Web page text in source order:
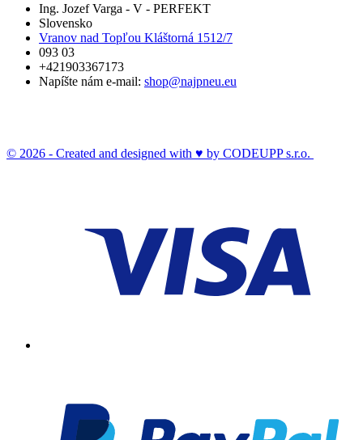
Ing. Jozef Varga - V - PERFEKT
Slovensko
Vranov nad Topľou Kláštorná 1512/7
093 03
+421903367173
Napíšte nám e-mail: shop@najpneu.eu
© 2026 - Created and designed with ♥ by CODEUPP s.r.o.